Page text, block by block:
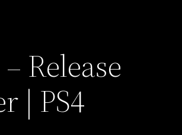
Release
| PS4